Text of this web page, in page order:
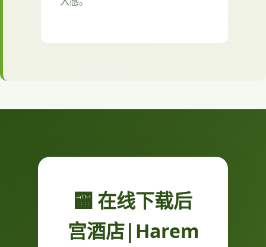
🏧 在线下载后
宫酒店|Harem